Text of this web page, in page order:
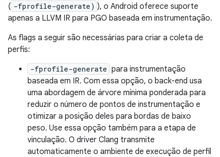
( -fprofile-generate) ), o Android oferece suporte
apenas a LLVM IR para PGO baseada em instrumentação.
As flags a seguir são necessárias para criar a coleta de
perfis:
-fprofile-generate para instrumentação
baseada em IR. Com essa opção, o back-end usa
uma abordagem de árvore mínima ponderada para
reduzir o número de pontos de instrumentação e
otimizar a posição deles para bordas de baixo
peso. Use essa opção também para a etapa de
vinculação. O driver Clang transmite
automaticamente o ambiente de execução de perfil